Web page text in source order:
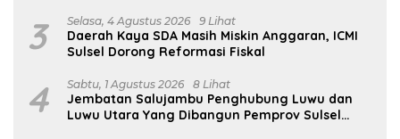
3 Selasa, 4 Agustus 2026 9 Lihat
Daerah Kaya SDA Masih Miskin Anggaran, ICMI
Sulsel Dorong Reformasi Fiskal
4 Sabtu, 1 Agustus 2026 8 Lihat
Jembatan Salujambu Penghubung Luwu dan
Luwu Utara Yang Dibangun Pemprov Sulsel